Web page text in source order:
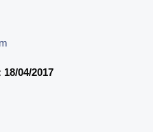
04/2017